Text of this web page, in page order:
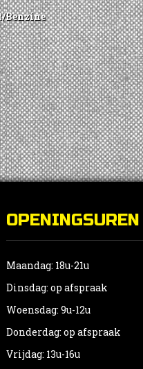
OPENINGSUREN
Maandag: 18u-21u
Dinsdag: op afspraak
Woensdag: 9u-12u
Donderdag: op afspraak
Vrijdag: 13u-16u